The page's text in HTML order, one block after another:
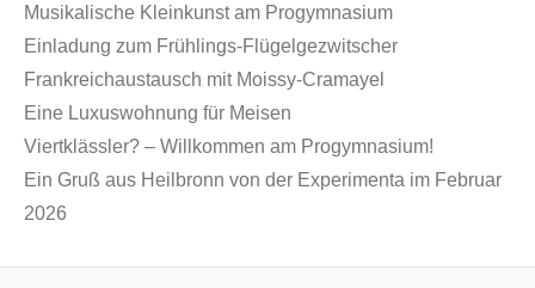
Musikalische Kleinkunst am Progymnasium
Einladung zum Frühlings-Flügelgezwitscher
Frankreichaustausch mit Moissy-Cramayel
Eine Luxuswohnung für Meisen
Viertklässler? – Willkommen am Progymnasium!
Ein Gruß aus Heilbronn von der Experimenta im Februar
2026